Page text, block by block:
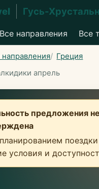
Гусь-
Все направления Все
направления
Греция
апрель
предложения
условия и